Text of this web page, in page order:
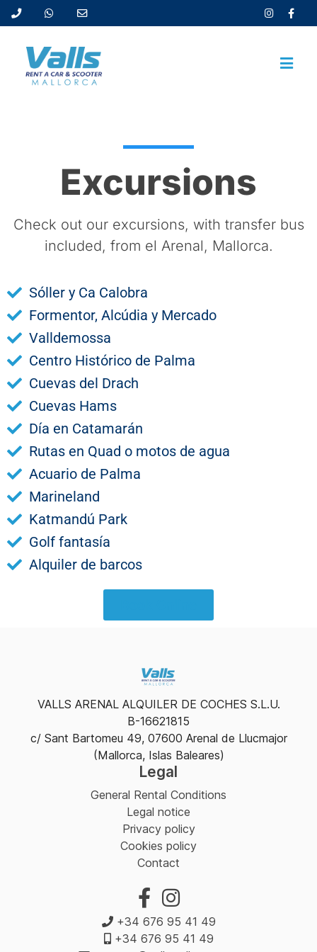
Excursions
Check out our excursions, with transfer bus
included, from el Arenal, Mallorca.
Sóller y Ca Calobra
Formentor, Alcúdia y Mercado
Valldemossa
Centro Histórico de Palma
Cuevas del Drach
Cuevas Hams
Día en Catamarán
Rutas en Quad o motos de agua
Acuario de Palma
Marineland
Katmandú Park
Golf fantasía
Alquiler de barcos
VALLS ARENAL ALQUILER DE COCHES S.L.U.
B-16621815
c/ Sant Bartomeu 49, 07600 Arenal de Llucmajor
(Mallorca, Islas Baleares)
Legal
General Rental Conditions
Legal notice
Privacy policy
Cookies policy
Contact
+34 676 95 41 49
+34 676 95 41 49